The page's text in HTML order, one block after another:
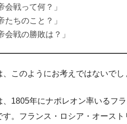
会戦って何？」
たちのこと？」
会戦の勝敗は？」
このようにお考えではないでし
1805年にナポレオン率いるフ
。フランス・ロシア・オース